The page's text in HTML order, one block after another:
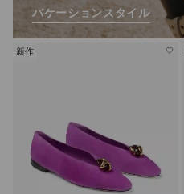
バケーションスタイル
新作